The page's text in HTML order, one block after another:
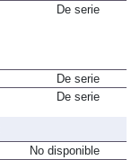
De serie
De serie
De serie
No disponible